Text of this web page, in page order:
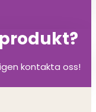
kontakta oss!